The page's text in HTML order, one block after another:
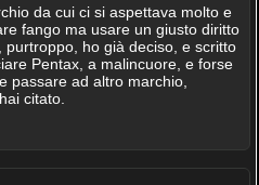
da cui ci si aspettava molto e
fango ma usare un giusto diritto
ho già deciso, e scritto
Pentax, a malincuore, e forse
passare ad altro marchio,
citato.